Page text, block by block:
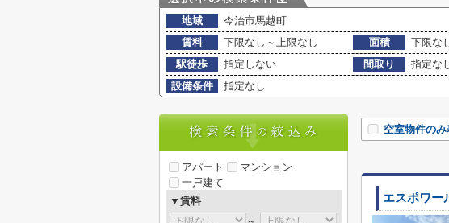
地域
今治市馬越町
賃料
下限なし～上限なし 面積 下限な
駅徒歩
指定しない 間取り
指定な
設備条件
指定なし
空室物件のみ
エスポワ
アパート
マンション
一戸建て
▼賃料